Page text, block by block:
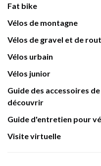
Fat bike
Vélos de montagne
Vélos de gravel et de
Vélos urbain
Vélos junior
Guide des accessoires
découvrir
Guide d'entretien pour
Visite virtuelle